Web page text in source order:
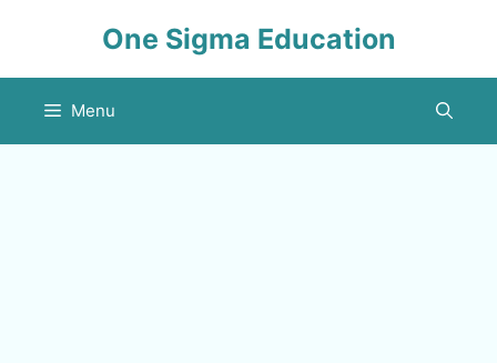
One Sigma Education
Menu